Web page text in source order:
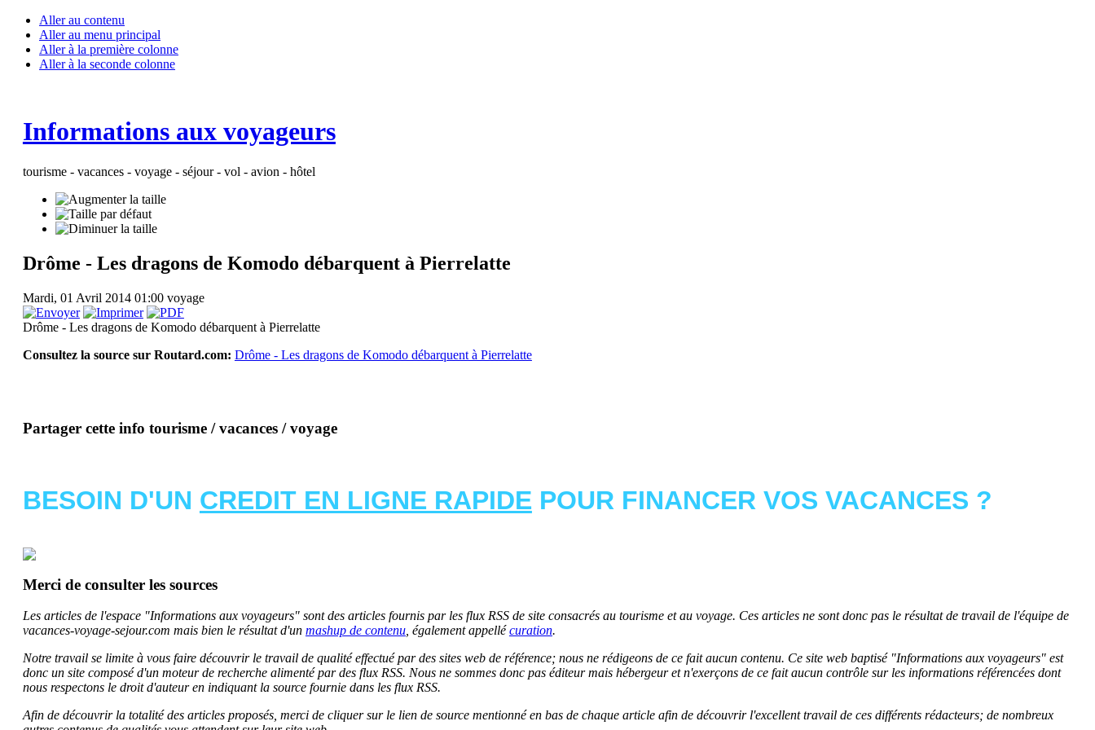
Aller au contenu
Aller au menu principal
Aller à la première colonne
Aller à la seconde colonne
Informations aux voyageurs
tourisme - vacances - voyage - séjour - vol - avion - hôtel
Drôme - Les dragons de Komodo débarquent à Pierrelatte
Mardi, 01 Avril 2014 01:00 voyage
Drôme - Les dragons de Komodo débarquent à Pierrelatte
Consultez la source sur Routard.com: Drôme - Les dragons de Komodo débarquent à Pierrelatte
Partager cette info tourisme / vacances / voyage
BESOIN D'UN CREDIT EN LIGNE RAPIDE POUR FINANCER VOS VACANCES ?
Merci de consulter les sources
Les articles de l'espace "Informations aux voyageurs" sont des articles fournis par les flux RSS de site consacrés au tourisme et au voyage. Ces articles ne sont donc pas le résultat de travail de l'équipe de
vacances-voyage-sejour.com mais bien le résultat d'un mashup de contenu, également appellécuration.
Notre travail se limite à vous faire découvrir le travail de qualité effectué par des sites web de référence; nous ne rédigeons de ce fait aucun contenu. Ce site web baptisé "Informations aux voyageurs" est
donc un site composé d'un moteur de recherche alimenté par des flux RSS. Nous ne sommes donc pas éditeur mais hébergeur et n'exerçons de ce fait aucun contrôle sur les informations référencées dont
nous respectons le droit d'auteur en indiquant la source fournie dans les flux RSS.
Afin de découvrir la totalité des articles proposés, merci de cliquer sur le lien de source mentionné en bas de chaque article afin de découvrir l'excellent travail de ces différents rédacteurs; de nombreux